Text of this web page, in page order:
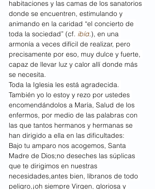
habitaciones y las camas de los sanatorios
donde se encuentren, estimulando y
animando en la caridad “el concierto de
toda la sociedad” (cf. ibíd.), en una
armonía a veces difícil de realizar, pero
precisamente por eso, muy dulce y fuerte,
capaz de llevar luz y calor allí donde más
se necesita.
Toda la Iglesia les está agradecida.
También yo lo estoy y rezo por ustedes
encomendándolos a María, Salud de los
enfermos, por medio de las palabras con
las que tantos hermanos y hermanas se
han dirigido a ella en las dificultades:
Bajo tu amparo nos acogemos, Santa
Madre de Dios;no deseches las súplicas
que te dirigimos en nuestras
necesidades,antes bien, líbranos de todo
peligro,¡oh siempre Virgen, gloriosa y